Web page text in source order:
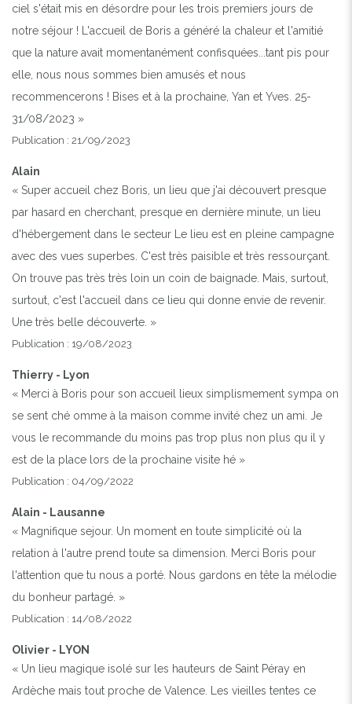
ciel s'était mis en désordre pour les trois premiers jours de
notre séjour ! L'accueil de Boris a généré la chaleur et l'amitié
que la nature avait momentanément confisquées...tant pis pour
elle, nous nous sommes bien amusés et nous
recommencerons ! Bises et à la prochaine, Yan et Yves. 25-
31/08/2023 »
Publication : 21/09/2023
Alain
« Super accueil chez Boris, un lieu que j'ai découvert presque
par hasard en cherchant, presque en dernière minute, un lieu
d'hébergement dans le secteur Le lieu est en pleine campagne
avec des vues superbes. C'est très paisible et très ressourçant.
On trouve pas très très loin un coin de baignade. Mais, surtout,
surtout, c'est l'accueil dans ce lieu qui donne envie de revenir.
Une très belle découverte. »
Publication : 19/08/2023
Thierry - Lyon
« Merci à Boris pour son accueil lieux simplismement sympa on
se sent ché omme à la maison comme invité chez un ami. Je
vous le recommande du moins pas trop plus non plus qu il y
est de la place lors de la prochaine visite hé »
Publication : 04/09/2022
Alain - Lausanne
« Magnifique sejour. Un moment en toute simplicité où la
relation à l'autre prend toute sa dimension. Merci Boris pour
l'attention que tu nous a porté. Nous gardons en tête la mélodie
du bonheur partagé. »
Publication : 14/08/2022
Olivier - LYON
« Un lieu magique isolé sur les hauteurs de Saint Péray en
Ardèche mais tout proche de Valence. Les vieilles tentes ce